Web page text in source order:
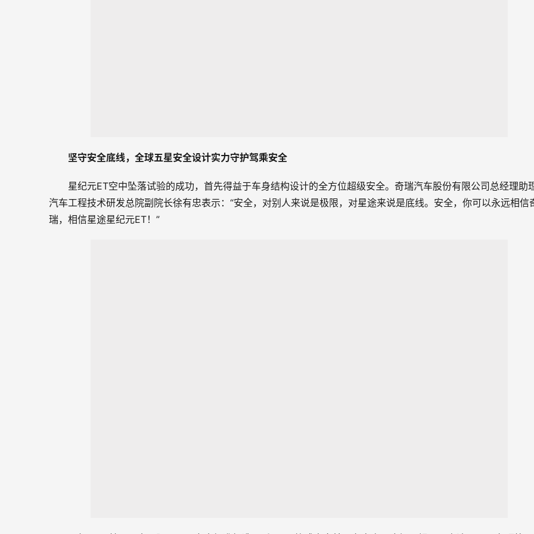
坚守安全底线，全球五星安全设计实力守护驾乘安全
星纪元ET空中坠落试验的成功，首先得益于车身结构设计的全方位超级安全。奇瑞汽车股份有限公司总经理助
汽车工程技术研发总院副院长徐有忠表示：“安全，对别人来说是极限，对星途来说是底线。安全，你可以永远相信
瑞，相信星途星纪元ET！”